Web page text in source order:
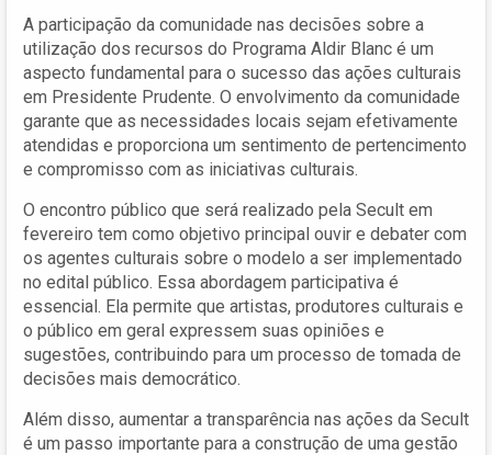
A participação da comunidade nas decisões sobre a
utilização dos recursos do Programa Aldir Blanc é um
aspecto fundamental para o sucesso das ações culturais
em Presidente Prudente. O envolvimento da comunidade
garante que as necessidades locais sejam efetivamente
atendidas e proporciona um sentimento de pertencimento
e compromisso com as iniciativas culturais.
O encontro público que será realizado pela Secult em
fevereiro tem como objetivo principal ouvir e debater com
os agentes culturais sobre o modelo a ser implementado
no edital público. Essa abordagem participativa é
essencial. Ela permite que artistas, produtores culturais e
o público em geral expressem suas opiniões e
sugestões, contribuindo para um processo de tomada de
decisões mais democrático.
Além disso, aumentar a transparência nas ações da Secult
é um passo importante para a construção de uma gestão